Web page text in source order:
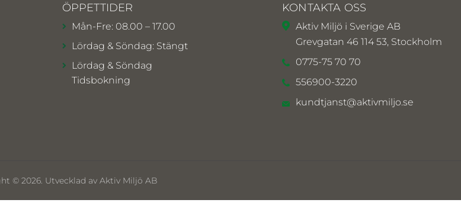
ÖPPETTIDER
Mån-Fre: 08.00 – 17.00
Lördag & Söndag: Stängt
Lördag & Söndag
Tidsbokning
KONTAKTA OSS
Aktiv Miljö i Sverige AB
Grevgatan 46 114 53, Stockholm
0775-75 70 70
556900-3220
kundtjanst@aktivmiljo.se
© 2026. Utvecklad av Aktiv Miljö AB